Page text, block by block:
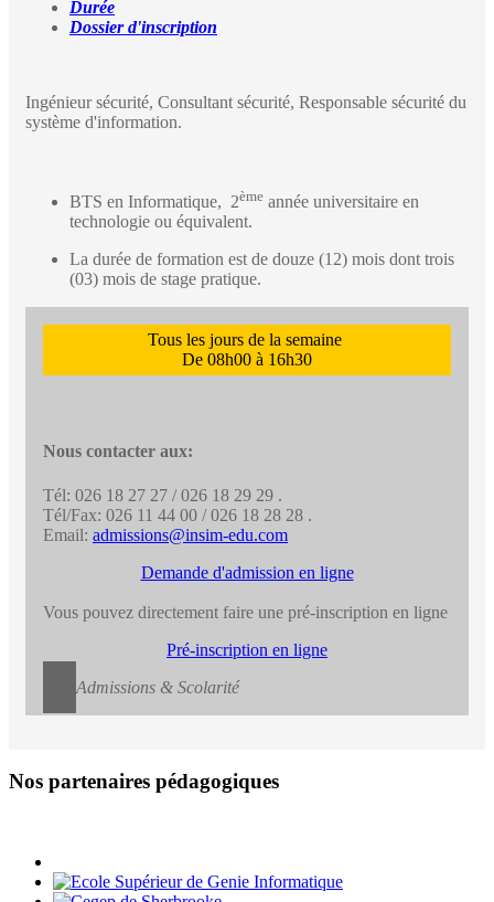
Durée
Dossier d'inscription
Ingénieur sécurité, Consultant sécurité, Responsable sécurité du
système d'information.
BTS en Informatique, 2ème année universitaire en
technologie ou équivalent.
La durée de formation est de douze (12) mois dont trois
(03) mois de stage pratique.
Tous les jours de la semaine
De 08h00 à 16h30
Nous contacter aux:
Tél: 026 18 27 27 / 026 18 29 29 .
Tél/Fax: 026 11 44 00 / 026 18 28 28 .
Email: admissions@insim-edu.com
Demande d'admission en ligne
Vous pouvez directement faire une pré-inscription en ligne
Pré-inscription en ligne
Admissions & Scolarité
Nos partenaires pédagogiques